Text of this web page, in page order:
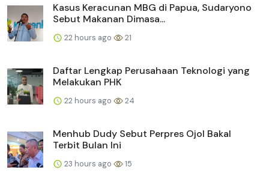
Kasus Keracunan MBG di Papua, Sudaryono
Sebut Makanan Dimasa...
22 hours ago 21
Daftar Lengkap Perusahaan Teknologi yang
Melakukan PHK
22 hours ago 24
Menhub Dudy Sebut Perpres Ojol Bakal
Terbit Bulan Ini
23 hours ago 15